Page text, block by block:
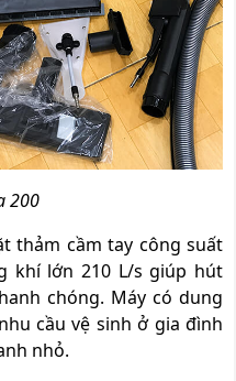
200
thảm cầm tay công suất
khí lớn 210 L/s giúp hút
chóng. Máy có dung
cầu vệ sinh ở gia đình
nhỏ.